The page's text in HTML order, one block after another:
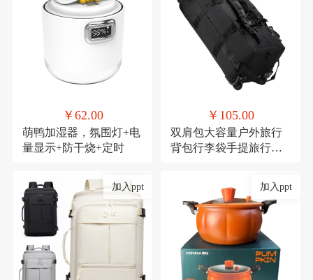
￥62.00
萌鸭加湿器，氛围灯+电
量显示+防干烧+定时
￥105.00
双肩包大容量户外旅行
背包行李袋手提旅行包
加入ppt 加入ppt